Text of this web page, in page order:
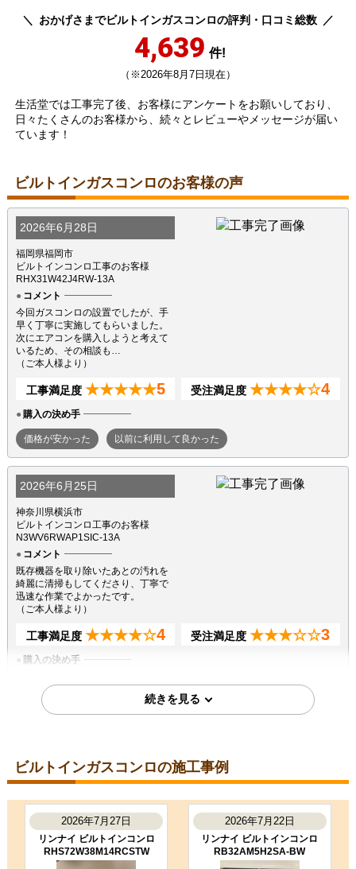
おかげさまでビルトインガスコンロの評判・口コミ総数
4,639 件!
（※2026年8月7日現在）
生活堂では工事完了後、お客様にアンケートをお願いしており、
日々たくさんのお客様から、続々とレビューやメッセージが届い
ています！
ビルトインガスコンロのお客様の声
2026年6月28日
福岡県福岡市
ビルトインコンロ工事のお客様
RHX31W42J4RW-13A
コメント
今回ガスコンロの設置でしたが、手
早く丁寧に実施してもらいました。
次にエアコンを購入しようと考えて
いるため、その相談も…
（ご本人様より）
工事満足度 ★★★★★5 受注満足度 ★★★★☆4
購入の決め手
価格が安かった 以前に利用して良かった
2026年6月25日
神奈川県横浜市
ビルトインコンロ工事のお客様
N3WV6RWAP1SIC-13A
コメント
既存機器を取り除いたあとの汚れを
綺麗に清掃もしてくださり、丁寧で
迅速な作業でよかったです。
（ご本人様より）
工事満足度 ★★★★☆4 受注満足度 ★★★☆☆3
購入の決め手
サイトが見やすかった 商品選定がしやすかった
価格が安かった
2026年6月10日
福岡県古賀市
ビルトインコンロ工事のお客様
PD-829WS-U75CV-13A
コメント
工事内容の説明が丁寧で安心しまし
ビルトインガスコンロの施工事例
2026年7月27日
リンナイ ビルトインコンロ
RHS72W38M14RCSTW
2026年7月22日
リンナイ ビルトインコンロ
RB32AM5H2SA-BW